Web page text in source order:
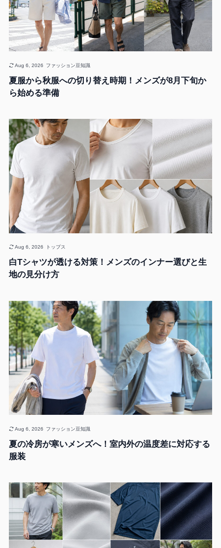
夏服から秋服への切り替え時期！メンズが8月下旬か
ら始める準備
Aug 6, 2026 ファッション豆知識
白Tシャツが透ける対策！メンズのインナー選びと生
地の見分け方
Aug 6, 2026 トップス
夏の冷房が寒いメンズへ！室内外の温度差に対応する
服装
Aug 6, 2026 ファッション豆知識